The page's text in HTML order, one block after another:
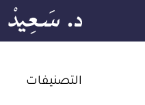
التصنيفات